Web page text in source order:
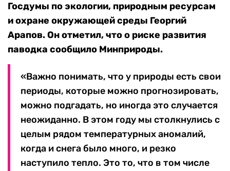
Госдумы по экологии, природным ресурсам
и охране окружающей среды Георгий
Арапов. Он отметил, что о риске развития
паводка сообщило Минприроды.
«Важно понимать, что у природы есть свои
периоды, которые можно прогнозировать,
можно подгадать, но иногда это случается
неожиданно. В этом году мы столкнулись с
целым рядом температурных аномалий,
когда и снега было много, и резко
наступило тепло. Это то, что в том числе